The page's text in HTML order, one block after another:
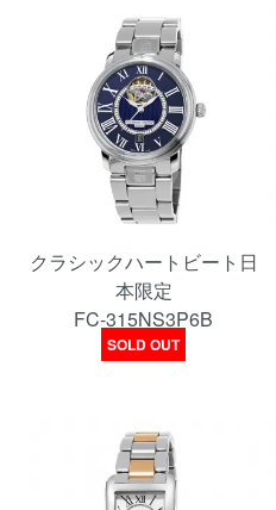
クラシックハートビート日
本限定
FC-315NS3P6B
SOLD OUT